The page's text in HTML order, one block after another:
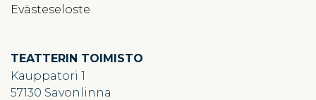
Evästeseloste
TEATTERIN TOIMISTO
Kauppatori 1
57130 Savonlinna